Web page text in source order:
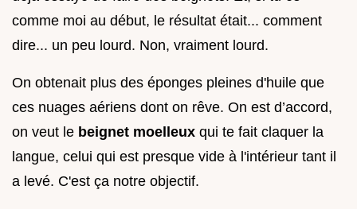
comme moi au début, le résultat était... comment
dire... un peu lourd. Non, vraiment lourd.
On obtenait plus des éponges pleines d'huile que
ces nuages aériens dont on rêve. On est d’accord,
on veut le beignet moelleux qui te fait claquer la
langue, celui qui est presque vide à l'intérieur tant il
a levé. C'est ça notre objectif.